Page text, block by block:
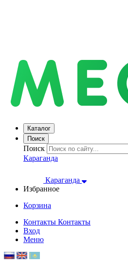
Каталог
Поиск
Поиск
Караганда
Караганда
Избранное
Корзина
Контакты Контакты
Вход
Меню